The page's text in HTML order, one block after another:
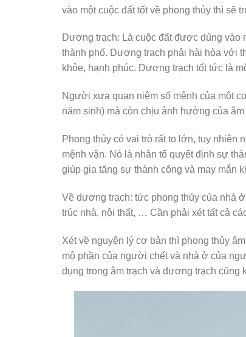
vào một cuộc đất tốt về phong thủy thì sẽ
Dương trạch: Là cuộc đất được dùng vào
thành phố. Dương trạch phải hài hòa với
khỏe, hạnh phúc. Dương trạch tốt tức là
Người xưa quan niệm số mệnh của một
năm sinh) mà còn chịu ảnh hưởng của
Phong thủy có vai trò rất to lớn, tuy nhiên
mệnh vận. Nó là nhân tố quyết định sự
giúp gia tăng sự thành công và may mắn
Về dương trạch: tức phong thủy của nhà
trúc nhà, nội thất, … Cần phải xét tất cả
Xét về nguyện lý cơ bản thì phong thủy
mộ phần của người chết và nhà ở của
dụng trong âm trạch và dương trạch cũng